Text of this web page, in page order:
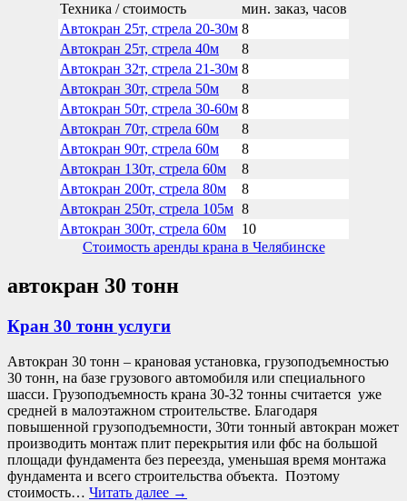
Техника / стоимость
мин. заказ, часов
Автокран 25т, стрела 20-30м 8
Автокран 25т, стрела 40м
8
Автокран 32т, стрела 21-30м 8
Автокран 30т, стрела 50м
8
Автокран 50т, стрела 30-60м 8
Автокран 70т, стрела 60м
8
Автокран 90т, стрела 60м
8
Автокран 130т, стрела 60м
8
Автокран 200т, стрела 80м
8
Автокран 250т, стрела 105м 8
Автокран 300т, стрела 60м
10
Стоимость аренды крана в Челябинске
автокран 30 тонн
Кран 30 тонн услуги
Автокран 30 тонн – крановая установка, грузоподъемностью
30 тонн, на базе грузового автомобиля или специального
шасси. Грузоподъемность крана 30-32 тонны считается уже
средней в малоэтажном строительстве. Благодаря
повышенной грузоподъемности, 30ти тонный автокран может
производить монтаж плит перекрытия или фбс на большой
площади фундамента без переезда, уменьшая время монтажа
фундамента и всего строительства объекта. Поэтому
стоимость… Читать далее →